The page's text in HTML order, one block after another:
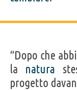
“Dopo che
la natura
progetto